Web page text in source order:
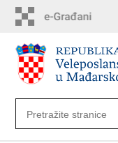
sadržaj